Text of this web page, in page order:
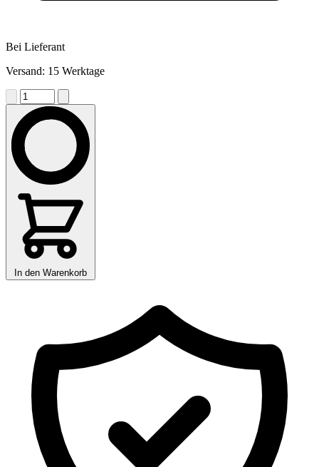
Bei Lieferant
Versand: 15 Werktage
In den Warenkorb